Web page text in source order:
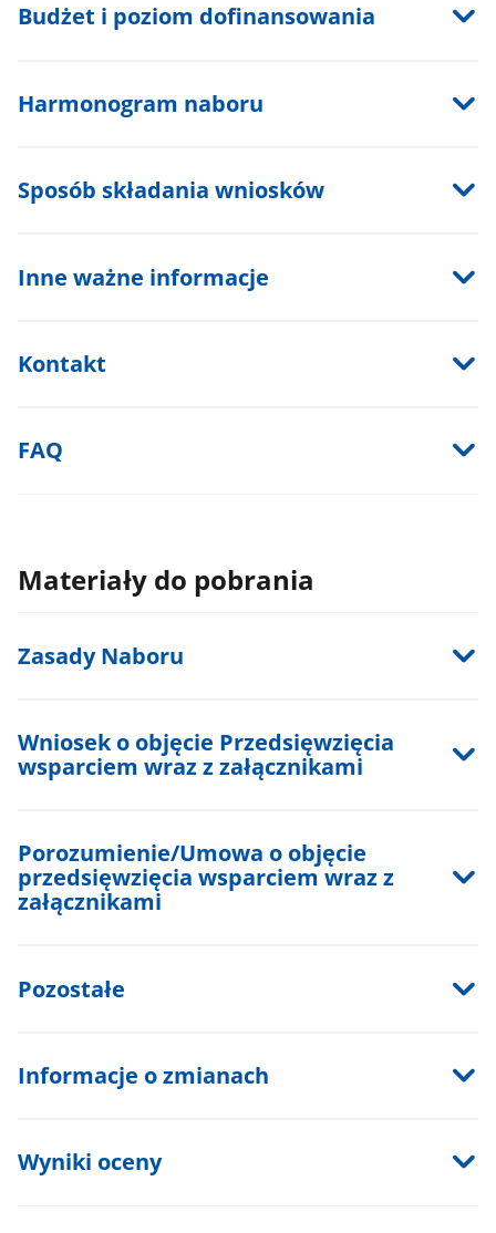
Budżet i poziom dofinansowania
Harmonogram naboru
Sposób składania wniosków
Inne ważne informacje
Kontakt
FAQ
Materiały do pobrania
Zasady Naboru
Wniosek o objęcie Przedsięwzięcia
wsparciem wraz z załącznikami
Porozumienie/Umowa o objęcie
przedsięwzięcia wsparciem wraz z
załącznikami
Pozostałe
Informacje o zmianach
Wyniki oceny